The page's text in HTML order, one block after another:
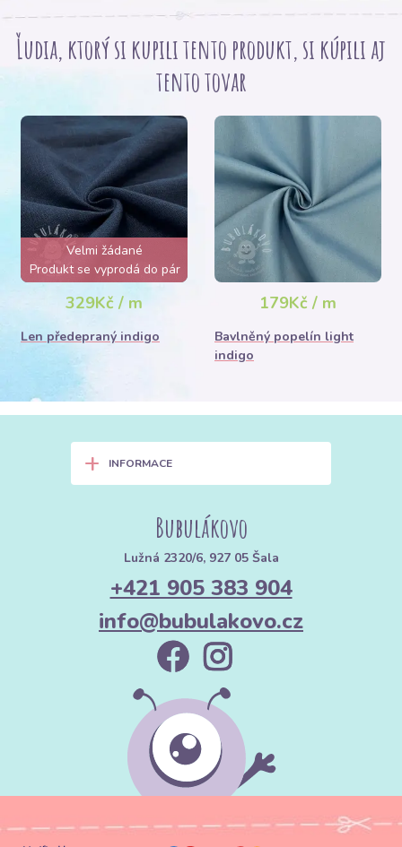
Ľudia, ktorý si kupili tento produkt, si kúpili aj
tento tovar
Velmi žádané
Produkt se vyprodá do pár
hodin
329Kč / m
Len předepraný indigo
179Kč / m
Bavlněný popelín light
indigo
+ INFORMACE
Bubulákovo
Lužná 2320/6, 927 05 Šala
+421 905 383 904
info@bubulakovo.cz